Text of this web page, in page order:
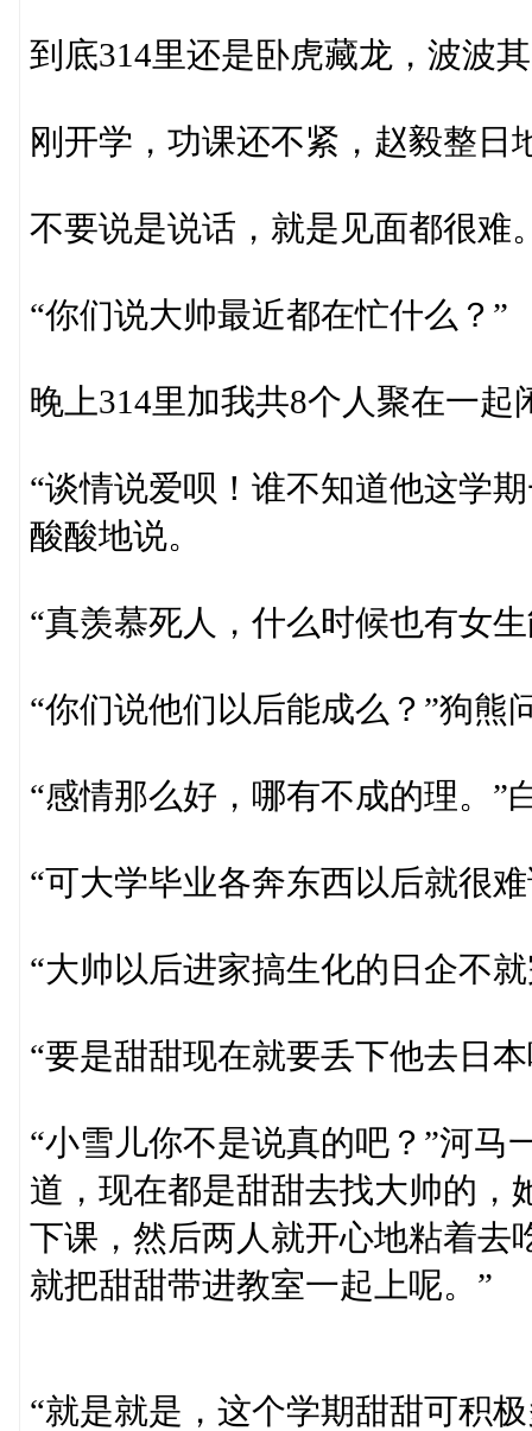
到底314里还是卧虎藏龙，波波
刚开学，功课还不紧，赵毅整日
不要说是说话，就是见面都很难
“你们说大帅最近都在忙什么？”
晚上314里加我共8个人聚在一
“谈情说爱呗！谁不知道他这学
酸酸地说。
“真羡慕死人，什么时候也有女
“你们说他们以后能成么？”狗熊
“感情那么好，哪有不成的理。”
“可大学毕业各奔东西以后就很
“大帅以后进家搞生化的日企不
“要是甜甜现在就要丢下他去日
“小雪儿你不是说真的吧？”河马
道，现在都是甜甜去找大帅的，
下课，然后两人就开心地粘着去
就把甜甜带进教室一起上呢。”
“就是就是，这个学期甜甜可积